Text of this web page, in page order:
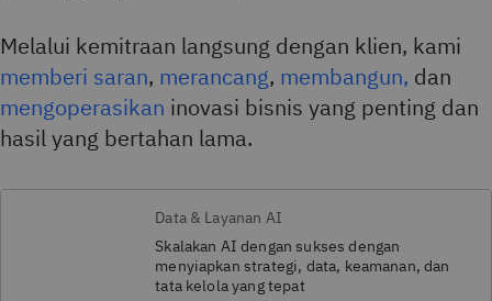
Melalui kemitraan langsung dengan klien, kami
memberi saran, merancang, membangun, dan
mengoperasikan inovasi bisnis yang penting dan
hasil yang bertahan lama.
Data & Layanan AI
Skalakan AI dengan sukses dengan
menyiapkan strategi, data, keamanan, dan
tata kelola yang tepat